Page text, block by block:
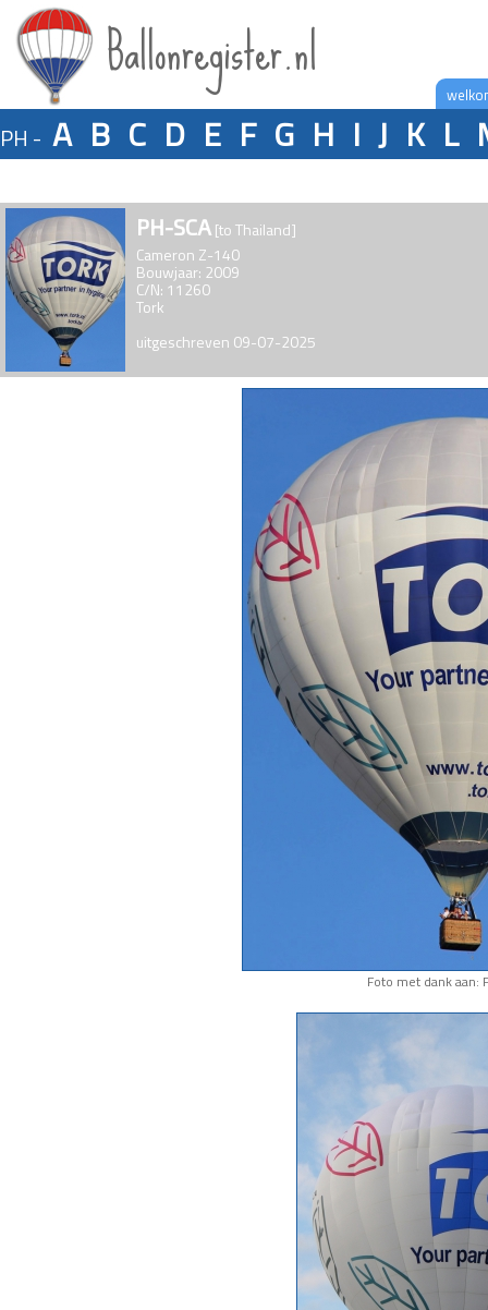
Ballonregister.nl
PH - A B C D E F G H I J K L
PH-SCA[to Thailand]
Cameron Z-140
Bouwjaar: 2009
C/N: 11260
Tork
uitgeschreven 09-07-2025
Foto met dank aan: